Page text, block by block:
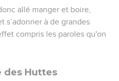
allé manger et boire,
s’adonner à de grandes
compris les paroles qu'on
des Huttes